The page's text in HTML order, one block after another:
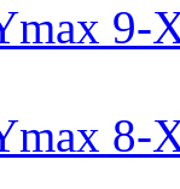
9-
8-